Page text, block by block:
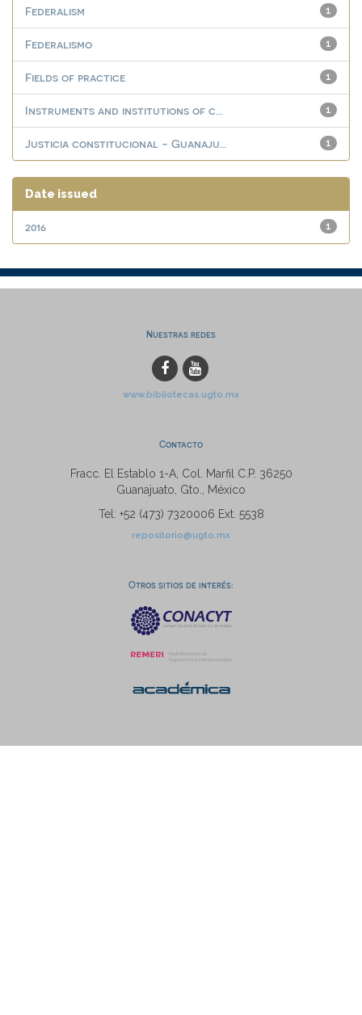
1
Federalism
1
Federalismo
1
Fields of practice
1
Instruments and institutions of c...
1
Justicia constitucional - Guanaju...
Date issued
1
2016
Nuestras redes
www.bibliotecas.ugto.mx
Contacto
Fracc. El Establo 1-A, Col. Marfil C.P. 36250
Guanajuato, Gto., México
Tel: +52 (473) 7320006 Ext. 5538
repositorio@ugto.mx
Otros sitios de interés: